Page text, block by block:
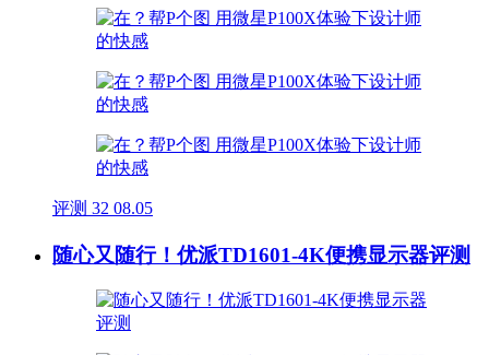
评测 32 08.05
随心又随行！优派TD1601-4K便携显示器评测